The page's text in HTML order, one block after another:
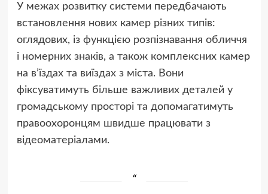
У межах розвитку системи передбачають
встановлення нових камер різних типів:
оглядових, із функцією розпізнавання обличчя
і номерних знаків, а також комплексних камер
на в’їздах та виїздах з міста. Вони
фіксуватимуть більше важливих деталей у
громадському просторі та допомагатимуть
правоохоронцям швидше працювати з
відеоматеріалами.